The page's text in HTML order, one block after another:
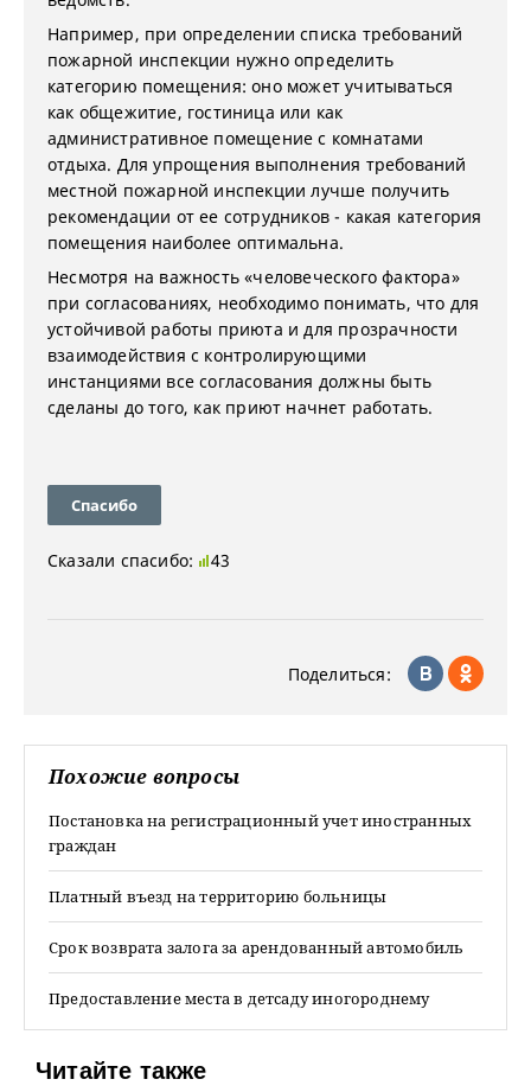
Например, при определении списка требований
пожарной инспекции нужно определить
категорию помещения: оно может учитываться
как общежитие, гостиница или как
административное помещение с комнатами
отдыха. Для упрощения выполнения требований
местной пожарной инспекции лучше получить
рекомендации от ее сотрудников - какая категория
помещения наиболее оптимальна.
Несмотря на важность «человеческого фактора»
при согласованиях, необходимо понимать, что для
устойчивой работы приюта и для прозрачности
взаимодействия с контролирующими
инстанциями все согласования должны быть
сделаны до того, как приют начнет работать.
Спасибо
Сказали спасибо: 43
Поделиться:
Похожие вопросы
Постановка на регистрационный учет иностранных
граждан
Платный въезд на территорию больницы
Срок возврата залога за арендованный автомобиль
Предоставление места в детсаду иногороднему
Читайте также